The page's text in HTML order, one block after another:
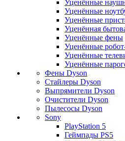
Уценённые
Уценённые
Уценённые
Уценённая
Уценённые фены
Уценённые
Уценённые
Уценённые
Фены Dyson
Стайлеры Dyson
Выпрямители Dyson
Очистители Dyson
Пылесосы Dyson
Sony
PlayStation 5
Геймпады PS5